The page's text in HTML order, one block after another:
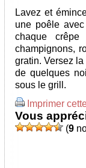
Lavez et
une poêle
chaque
champignons,
gratin. Versez
de quelques
sous le grill.
Imprimer
Vous
(9